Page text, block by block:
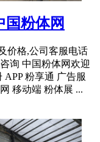
国粉体网
价格,公司客服电话
询 中国粉体网欢迎
粉享通 广告服
移动端 粉体展 ...